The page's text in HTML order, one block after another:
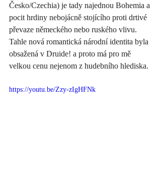
Česko/Czechia) je tady najednou Bohemia a
pocit hrdiny nebojácně stojícího proti drtivé
převaze německého nebo ruského vlivu.
Tahle nová romantická národní identita byla
obsažená v Druide! a proto má pro mě
velkou cenu nejenom z hudebního hlediska.
https://youtu.be/Zzy-zIgHFNk